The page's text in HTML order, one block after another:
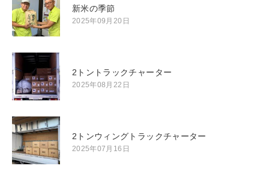
新米の季節
2025年09月20日
2トントラックチャーター
2025年08月22日
2トンウィングトラックチャーター
2025年07月16日